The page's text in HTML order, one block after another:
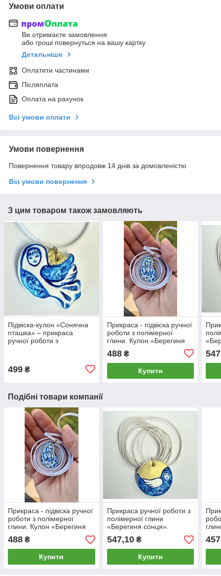
Умови оплати
Ви отримаєте замовлення
або гроші повернуться на вашу картку
Детальніше
Оплатити частинами
Післяплата
Оплата на рахунок
Всі умови оплати
Умови повернення
Повернення товару впродовж 14 днів за домовленістю
Всі умови повернення
З цим товаром також замовляють
Підвіска-кулон «Сонячна
пташка» – прикраса
ручної роботи з
499 ₴
Прикраса - підвіска ручної
роботи з полімерної
глини. Кулон «Берегиня
488₴
Купити
Подібні товари компанії
Прикраса - підвіска ручної
роботи з полімерної
глини. Кулон «Берегиня
спокою»
488 ₴
Купити
Прикраса ручної роботи з
полімерної глини
«Берегиня сонця».
Підвіска
547,10₴
Купити